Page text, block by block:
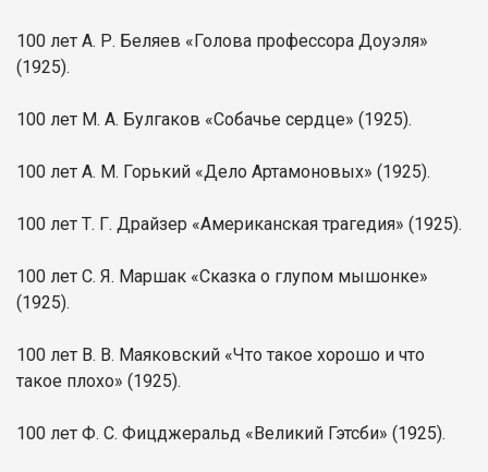
100 лет А. Р. Беляев «Голова профессора Доуэля»
(1925).
100 лет М. А. Булгаков «Собачье сердце» (1925).
100 лет А. М. Горький «Дело Артамоновых» (1925).
100 лет Т. Г. Драйзер «Американская трагедия» (1925).
100 лет С. Я. Маршак «Сказка о глупом мышонке»
(1925).
100 лет В. В. Маяковский «Что такое хорошо и что
такое плохо» (1925).
100 лет Ф. С. Фицджеральд «Великий Гэтсби» (1925).